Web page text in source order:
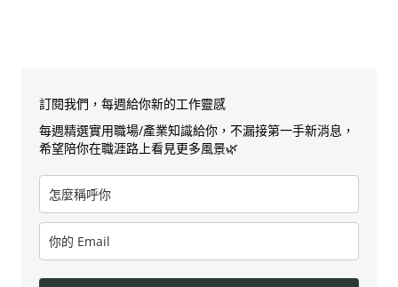
訂閱我們，每週給你新的工作靈感
每週精選實用職場/產業知識給你，不漏接第一手新消息，
希望陪你在職涯路上看見更多風景🌿